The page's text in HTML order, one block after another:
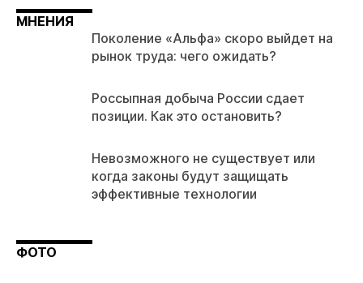
МНЕНИЯ
Поколение «Альфа» скоро выйдет на
рынок труда: чего ожидать?
Россыпная добыча России сдает
позиции. Как это остановить?
Невозможного не существует или
когда законы будут защищать
эффективные технологии
ФОТО